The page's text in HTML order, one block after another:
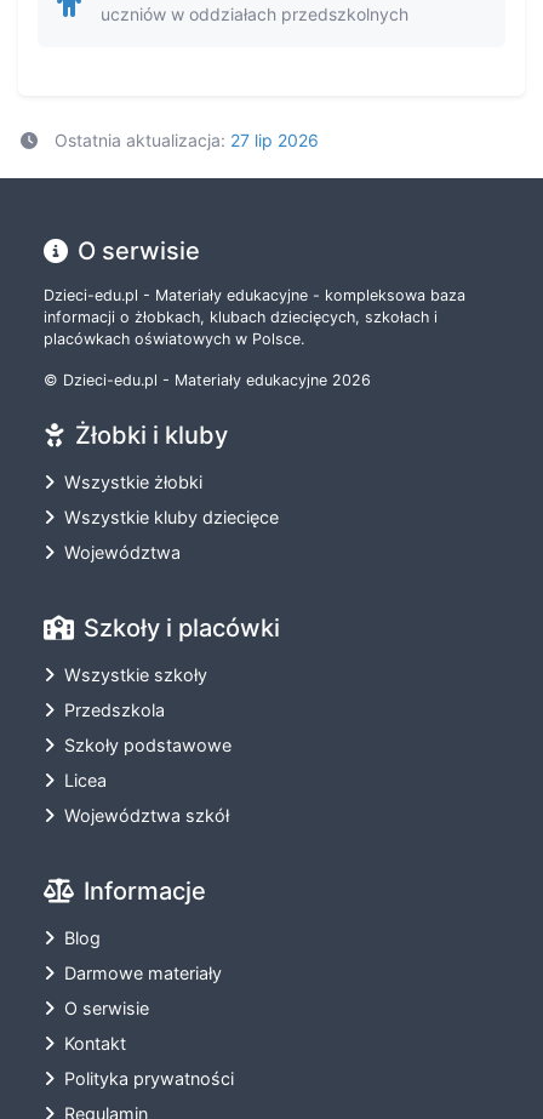
uczniów w oddziałach przedszkolnych
Ostatnia aktualizacja: 27 lip 2026
O serwisie
Dzieci-edu.pl - Materiały edukacyjne - kompleksowa baza
informacji o żłobkach, klubach dziecięcych, szkołach i
placówkach oświatowych w Polsce.
© Dzieci-edu.pl - Materiały edukacyjne 2026
Żłobki i kluby
Wszystkie żłobki
Wszystkie kluby dziecięce
Województwa
Szkoły i placówki
Wszystkie szkoły
Przedszkola
Szkoły podstawowe
Licea
Województwa szkół
Informacje
Blog
Darmowe materiały
O serwisie
Kontakt
Polityka prywatności
Regulamin